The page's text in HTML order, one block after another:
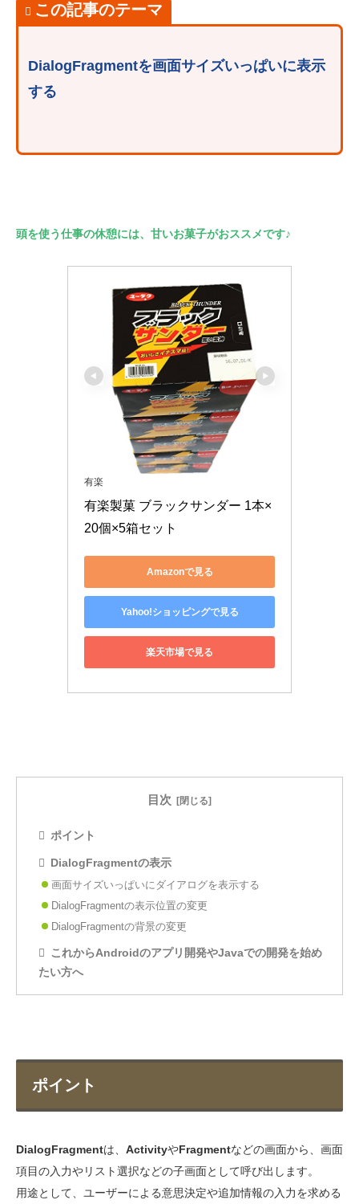
この記事のテーマ
DialogFragmentを画面サイズいっぱいに表示
する
頭を使う仕事の休憩には、甘いお菓子がおススメです♪
有楽
有楽製菓 ブラックサンダー 1本×
20個×5箱セット
Amazonで見る
Yahoo!ショッピングで見る
楽天市場で見る
目次
ポイント
DialogFragmentの表示
画面サイズいっぱいにダイアログを表示する
DialogFragmentの表示位置の変更
DialogFragmentの背景の変更
これからAndroidのアプリ開発やJavaでの開発を始め
たい方へ
ポイント
DialogFragmentは、 ActivityやFragmentなどの画面から、画面
項目の入力やリスト選択などの子画面として呼び出します。
用途として、ユーザーによる意思決定や追加情報の入力を求める